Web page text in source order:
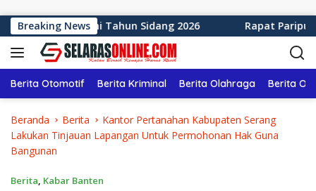
Breaking News
Sukabumi Tahun Sidang 2026 Rapat Paripurna
Berita Otomotif Berita Kriminal Berita Olahraga Berita
Beranda Berita
Kantor Pertanahan Kabupaten Serang
Lakukan Tinjauan Lapangan Untuk Permohonan Hak Guna
Bangunan
Berita, Kabar Banten